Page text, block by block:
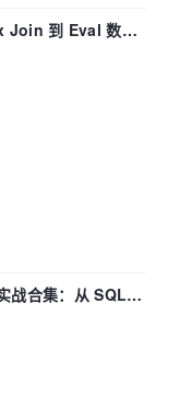
Join 到 Eval 数据
合集：从 SQL、